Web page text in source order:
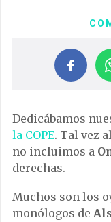
Dedicábamos
la COPE. Tal vez
no incluimos a
derechas.
Muchos son los
monólogos de